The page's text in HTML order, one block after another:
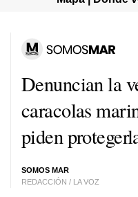
Denuncian la
caracolas
piden
SOMOS MAR
REDACCIÓN / LA VOZ